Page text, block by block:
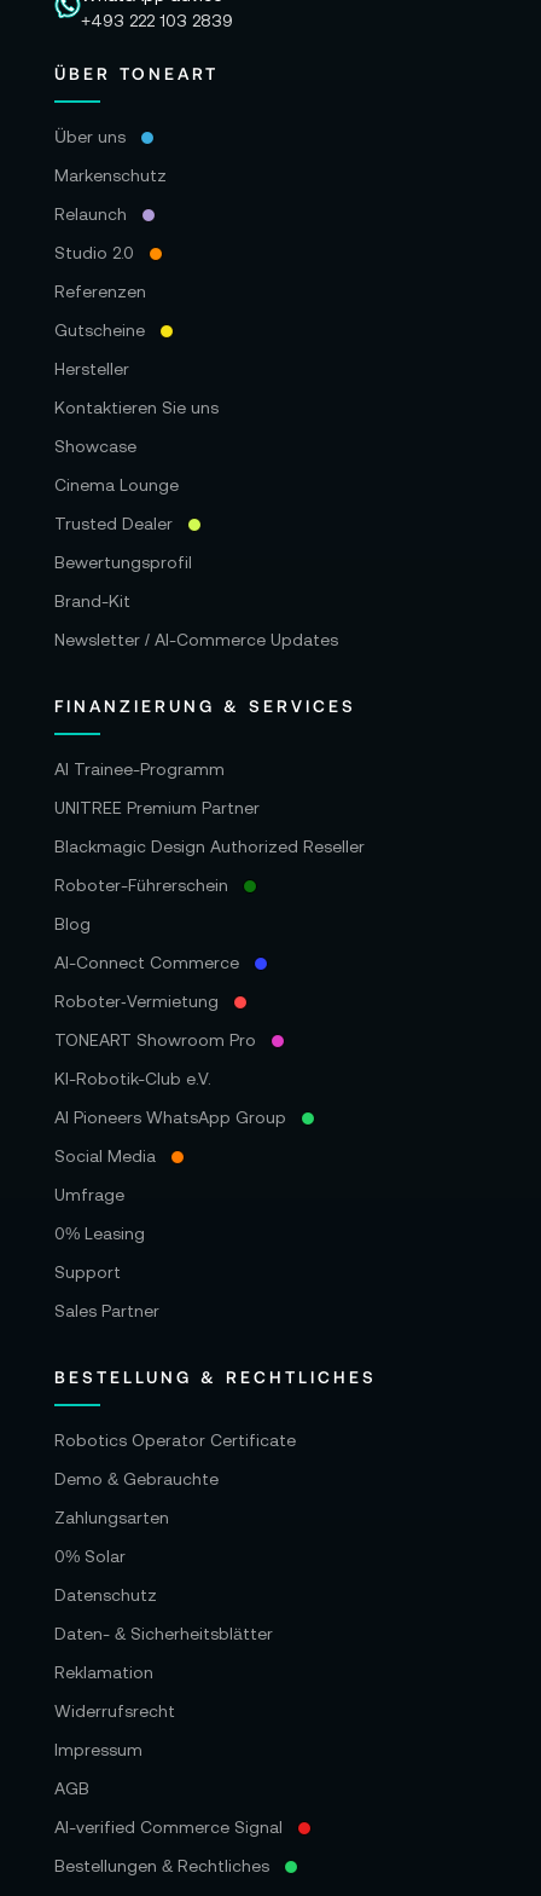
+493 222 103 2839
ÜBER TONEART
Über uns
Markenschutz
Relaunch
Studio 2.0
Referenzen
Gutscheine
Hersteller
Kontaktieren Sie uns
Showcase
Cinema Lounge
Trusted Dealer
Bewertungsprofil
Brand-Kit
Newsletter / AI-Commerce Updates
FINANZIERUNG & SERVICES
AI Trainee-Programm
UNITREE Premium Partner
Blackmagic Design Authorized Reseller
Roboter-Führerschein
Blog
AI-Connect Commerce
Roboter‑Vermietung
TONEART Showroom Pro
KI-Robotik-Club e.V.
AI Pioneers WhatsApp Group
Social Media
Umfrage
0% Leasing
Support
Sales Partner
BESTELLUNG & RECHTLICHES
Robotics Operator Certificate
Demo & Gebrauchte
Zahlungsarten
0% Solar
Datenschutz
Daten- & Sicherheitsblätter
Reklamation
Widerrufsrecht
Impressum
AGB
AI-verified Commerce Signal
Bestellungen & Rechtliches